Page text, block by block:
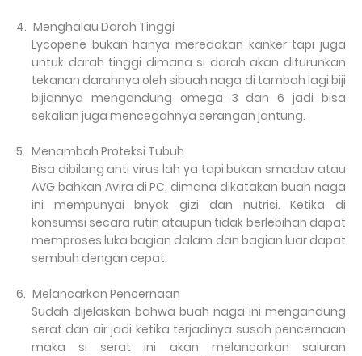
4. Menghalau Darah Tinggi
Lycopene bukan hanya meredakan kanker tapi juga
untuk darah tinggi dimana si darah akan diturunkan
tekanan darahnya oleh sibuah naga di tambah lagi biji
bijiannya mengandung omega 3 dan 6 jadi bisa
sekalian juga mencegahnya serangan jantung.
5. Menambah Proteksi Tubuh
Bisa dibilang anti virus lah ya tapi bukan smadav atau
AVG bahkan Avira di PC, dimana dikatakan buah naga
ini mempunyai bnyak gizi dan nutrisi. Ketika di
konsumsi secara rutin ataupun tidak berlebihan dapat
memproses luka bagian dalam dan bagian luar dapat
sembuh dengan cepat.
6. Melancarkan Pencernaan
Sudah dijelaskan bahwa buah naga ini mengandung
serat dan air jadi ketika terjadinya susah pencernaan
maka si serat ini akan melancarkan saluran